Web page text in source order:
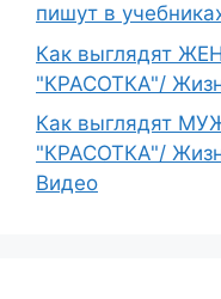
пишут в
Как выглядят
"КРАСОТКА"/
Как выглядят
"КРАСОТКА"/
Видео